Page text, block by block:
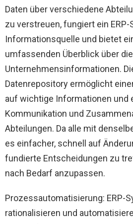
Daten über verschiedene
zu verstreuen, fungiert ein
Informationsquelle und bietet
umfassenden Überblick über die
Unternehmensinformationen.
Datenrepository ermöglicht
auf wichtige Informationen und
Kommunikation und
Abteilungen. Da alle mit
es einfacher, schnell auf
fundierte Entscheidungen zu
nach Bedarf anzupassen.
Prozessautomatisierung: ERP-
rationalisieren und